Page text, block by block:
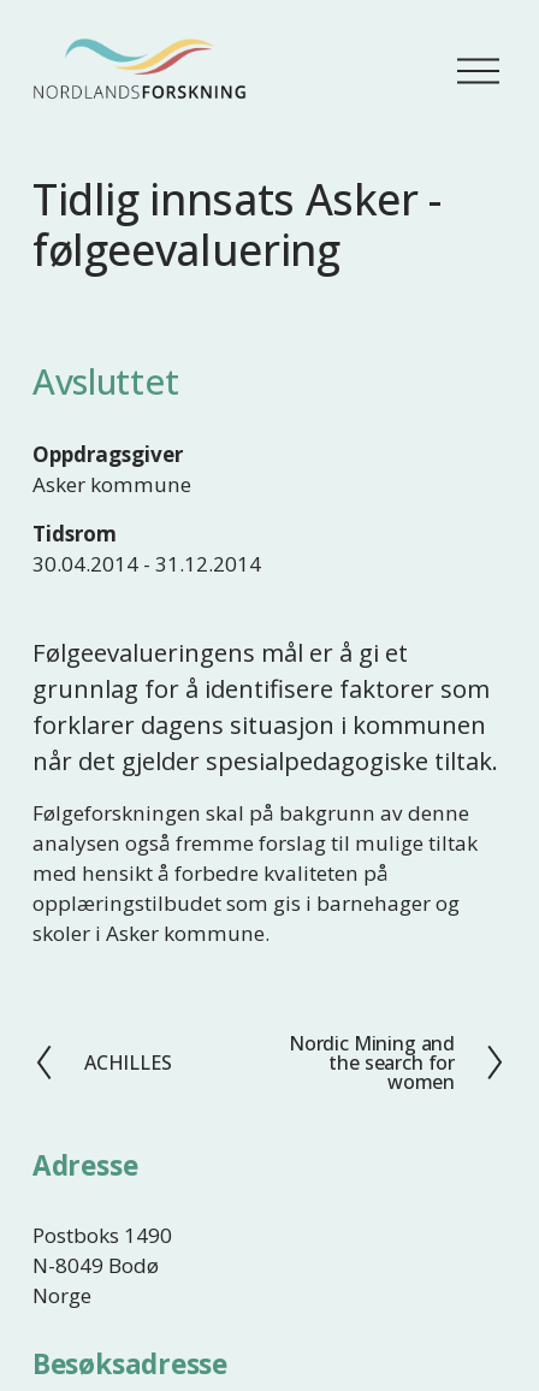
Å
p
Tidlig innsats Asker -
følgeevaluering
Avsluttet
Oppdragsgiver
Asker kommune
Tidsrom
30.04.2014 - 31.12.2014
Følgeevalueringens mål er å gi et
grunnlag for å identifisere faktorer som
forklarer dagens situasjon i kommunen
når det gjelder spesialpedagogiske tiltak.
Følgeforskningen skal på bakgrunn av denne
analysen også fremme forslag til mulige tiltak
med hensikt å forbedre kvaliteten på
opplæringstilbudet som gis i barnehager og
skoler i Asker kommune.
F
r
e
ACHILLES
Nordic Mining and
the search for
women
Adresse
Postboks 1490
N-8049 Bodø
Norge
Besøksadresse